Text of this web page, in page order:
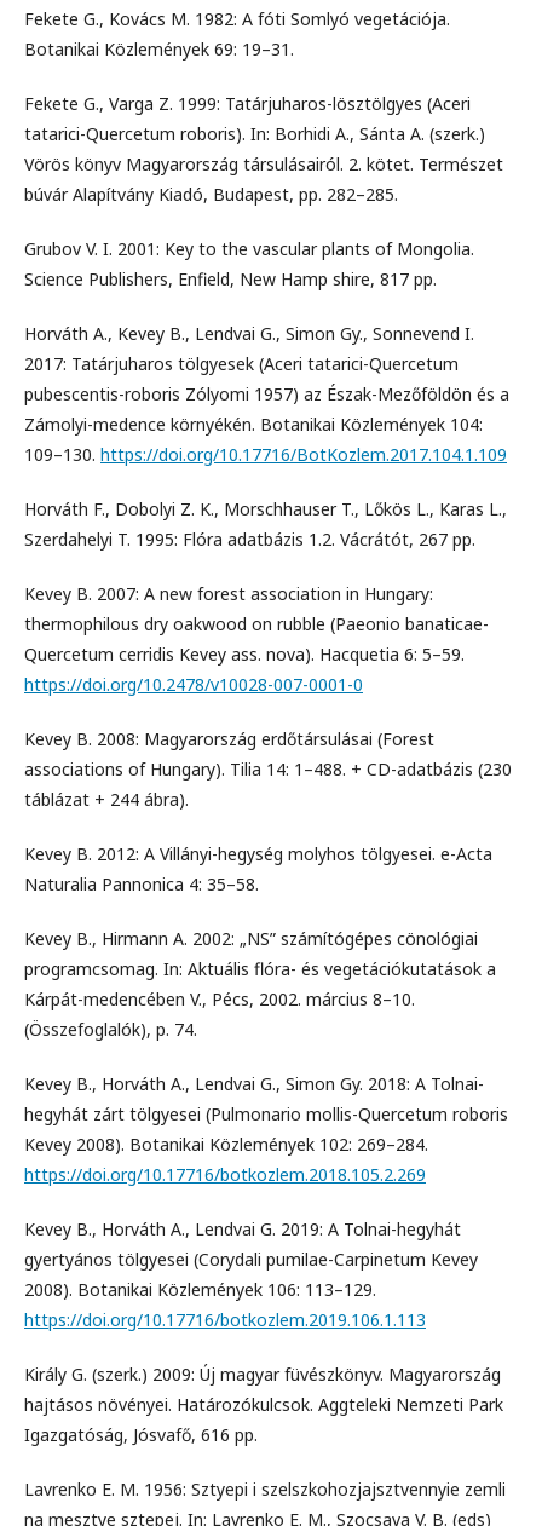
Fekete G., Kovács M. 1982: A fóti Somlyó vegetációja.
Botanikai Közlemények 69: 19–31.
Fekete G., Varga Z. 1999: Tatárjuharos-lösztölgyes (Aceri
tatarici-Quercetum roboris). In: Borhidi A., Sánta A. (szerk.)
Vörös könyv Magyarország társulásairól. 2. kötet. Természet
búvár Alapítvány Kiadó, Budapest, pp. 282–285.
Grubov V. I. 2001: Key to the vascular plants of Mongolia.
Science Publishers, Enfield, New Hamp shire, 817 pp.
Horváth A., Kevey B., Lendvai G., Simon Gy., Sonnevend I.
2017: Tatárjuharos tölgyesek (Aceri tatarici-Quercetum
pubescentis-roboris Zólyomi 1957) az Észak-Mezőföldön és a
Zámolyi-medence környékén. Botanikai Közlemények 104:
109–130. https://doi.org/10.17716/BotKozlem.2017.104.1.109
Horváth F., Dobolyi Z. K., Morschhauser T., Lőkös L., Karas L.,
Szerdahelyi T. 1995: Flóra adatbázis 1.2. Vácrátót, 267 pp.
Kevey B. 2007: A new forest association in Hungary:
thermophilous dry oakwood on rubble (Paeonio banaticae-
Quercetum cerridis Kevey ass. nova). Hacquetia 6: 5–59.
https://doi.org/10.2478/v10028-007-0001-0
Kevey B. 2008: Magyarország erdőtársulásai (Forest
associations of Hungary). Tilia 14: 1–488. + CD-adatbázis (230
táblázat + 244 ábra).
Kevey B. 2012: A Villányi-hegység molyhos tölgyesei. e-Acta
Naturalia Pannonica 4: 35–58.
Kevey B., Hirmann A. 2002: „NS” számítógépes cönológiai
programcsomag. In: Aktuális flóra- és vegetációkutatások a
Kárpát-medencében V., Pécs, 2002. március 8–10.
(Összefoglalók), p. 74.
Kevey B., Horváth A., Lendvai G., Simon Gy. 2018: A Tolnai-
hegyhát zárt tölgyesei (Pulmonario mollis-Quercetum roboris
Kevey 2008). Botanikai Közlemények 102: 269–284.
https://doi.org/10.17716/botkozlem.2018.105.2.269
Kevey B., Horváth A., Lendvai G. 2019: A Tolnai-hegyhát
gyertyános tölgyesei (Corydali pumilae-Carpinetum Kevey
2008). Botanikai Közlemények 106: 113–129.
https://doi.org/10.17716/botkozlem.2019.106.1.113
Király G. (szerk.) 2009: Új magyar füvészkönyv. Magyarország
hajtásos növényei. Határozókulcsok. Aggteleki Nemzeti Park
Igazgatóság, Jósvafő, 616 pp.
Lavrenko E. M. 1956: Sztyepi i szelszkohozjajsztvennyie zemli
na mesztye sztepej. In: Lavrenko E. M., Szocsava V. B. (eds)